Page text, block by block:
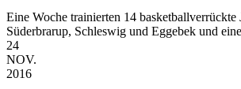
Eine Woche trainierten 14
Süderbrarup, Schleswig und Eggebek und
24
NOV.
2016